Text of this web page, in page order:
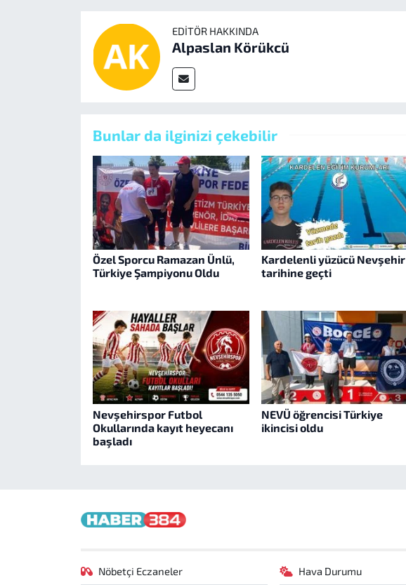
EDITÖR HAKKINDA
Alpaslan Körükcü
Bunlar da ilginizi çekebilir
Özel Sporcu Ramazan Ünlü,
Türkiye Şampiyonu Oldu
Kardelenli yüzücü Nevşehir
tarihine geçti
Nevşehirspor Futbol
Okullarında kayıt heyecanı
başladı
NEVÜ öğrencisi Türkiye
ikincisi oldu
Nöbetçi Eczaneler Hava Durumu